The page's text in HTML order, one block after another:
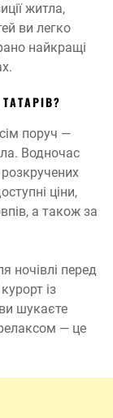
житла,
ви легко
найкращі
поруч —
Водночас
ціни,
а також за
ночівлі перед
із
шукаєте
— це